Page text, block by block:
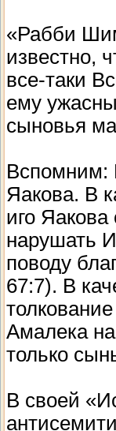
«Рабби
известно,
все-таки
ему
сыновья
Вспомним:
Яакова. В
иго
нарушать
поводу
67:7). В
Амалека
только
В своей